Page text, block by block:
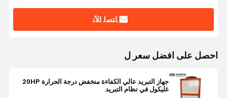
ﺎﺘﺼﻟ ﺍﻶﻧ
احصل على افضل سعر ل
جهاز التبريد عالي الكفاءة منخفض درجة الحرارة 20HP
غليكول في نظام التبريد